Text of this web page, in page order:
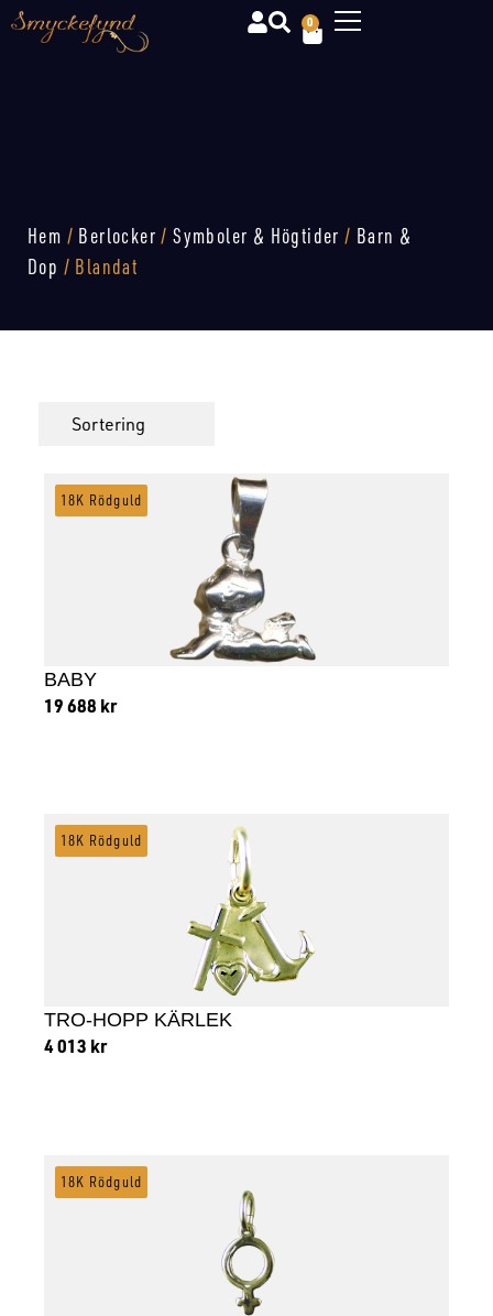
0
Hem / Berlocker /Symboler & Högtider / Barn &
Dop / Blandat
BABY
19 688 kr
18K Rödguld
TRO-HOPP KÄRLEK
4 013 kr
18K Rödguld
18K Rödguld